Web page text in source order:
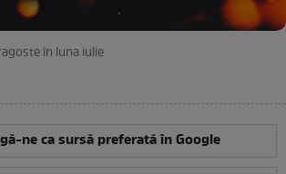
în luna iulie
ne ca sursă preferată în Google